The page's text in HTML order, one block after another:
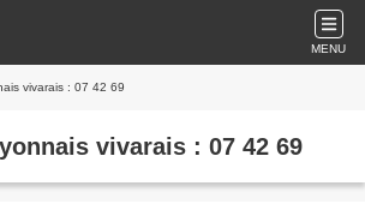
MENU
vivarais : 07 42 69
vivarais : 07 42 69